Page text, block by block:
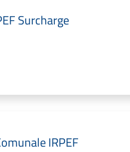
Surcharge
IRPEF